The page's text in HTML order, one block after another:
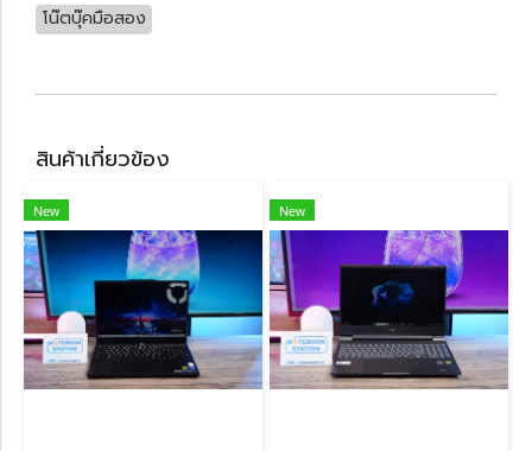
โน๊ตบุ๊คมือสอง
สินค้าเกี่ยวข้อง
New New